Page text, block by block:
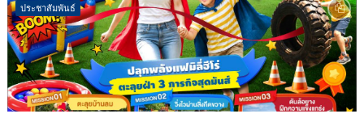
ประชาสัมพันธ์